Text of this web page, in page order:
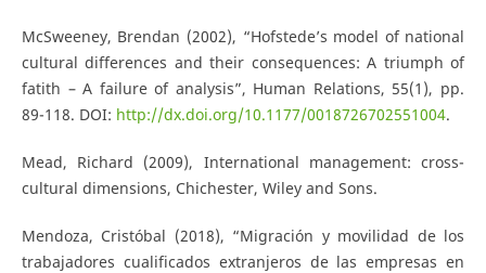
McSweeney, Brendan (2002), “Hofstede’s model of national
cultural differences and their consequences: A triumph of
fatith – A failure of analysis”, Human Relations, 55(1), pp.
89-118. DOI: http://dx.doi.org/10.1177/0018726702551004.
Mead, Richard (2009), International management: cross-
cultural dimensions, Chichester, Wiley and Sons.
Mendoza, Cristóbal (2018), “Migración y movilidad de los
trabajadores cualificados extranjeros de las empresas en